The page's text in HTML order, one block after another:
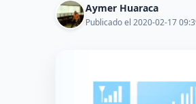
Aymer Huaraca
Publicado el 2020-02-17